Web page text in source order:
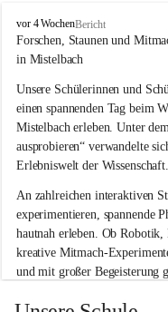
V
o
l
s
s
c
u
l
e
G
l
o
g
g
n
i
vor 4 WochenBericht
Forschen, Staunen und
in Mistelbach
Unsere Schülerinnen und
einen spannenden Tag beim
Mistelbach erleben. Unter
ausprobieren“ verwandelte
Erlebniswelt der Wissenschaft.
An zahlreichen interaktiven
experimentieren, spannende
hautnah erleben. Ob Robotik,
kreative Mitmach-
und mit großer Begeisterung
Besonders beeindruckend